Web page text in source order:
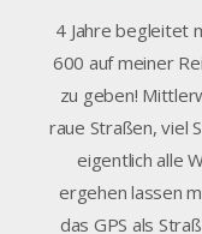
4 Jahre begleitet
600 auf meiner
zu geben!
raue Straßen, viel
eigentlich alle
ergehen lassen
das GPS als